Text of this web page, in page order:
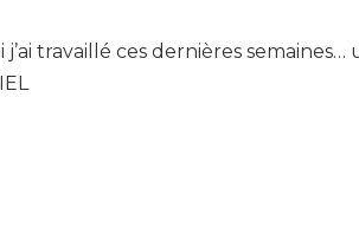
j’ai travaillé ces dernières